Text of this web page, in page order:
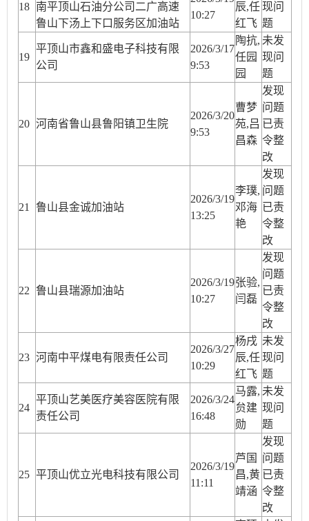
18
南平顶山石油分公司二广高速
鲁山下汤上下口服务区加油站
10:27
辰,任
红飞
现问
题
19
平顶山市鑫和盛电子科技有限
公司
2026/3/17
9:53
陶抗,
任园
园
未发
现问
题
20 河南省鲁山县鲁阳镇卫生院
2026/3/20
9:53
曹梦
苑,吕
昌森
发现
问题
已责
令整
改
21 鲁山县金诚加油站
2026/3/19
13:25
李璞,
邓海
艳
发现
问题
已责
令整
改
22 鲁山县瑞源加油站
2026/3/19
10:27
张验,
闫磊
发现
问题
已责
令整
改
23 河南中平煤电有限责任公司
2026/3/27
10:29
杨戌
辰,任
红飞
未发
现问
题
24
平顶山艺美医疗美容医院有限
责任公司
2026/3/24
16:48
马露,
贠建
勋
未发
现问
题
25 平顶山优立光电科技有限公司
2026/3/19
11:11
芦国
昌,黄
靖涵
发现
问题
已责
令整
改